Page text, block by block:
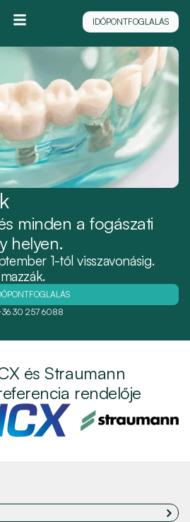
IDŐPONTFOGLALÁS
minden a fogászati
helyen.
1-től visszavonásig.
30 257 6088
és Straumann
rendelője